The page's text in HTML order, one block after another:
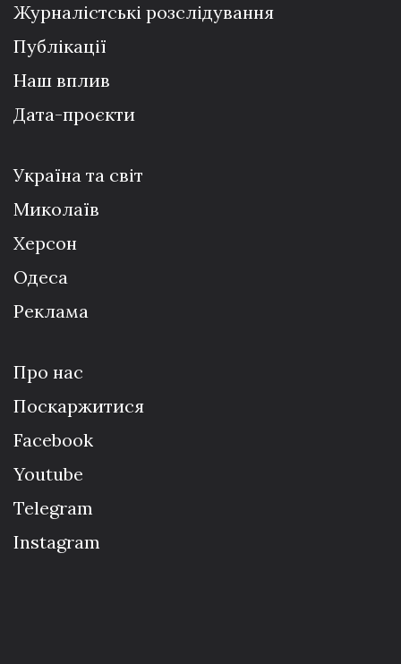
Журналістські розслідування
Публікації
Наш вплив
Дата-проєкти
Україна та світ
Миколаїв
Херсон
Одеса
Реклама
Про нас
Поскаржитися
Facebook
Youtube
Telegram
Instagram